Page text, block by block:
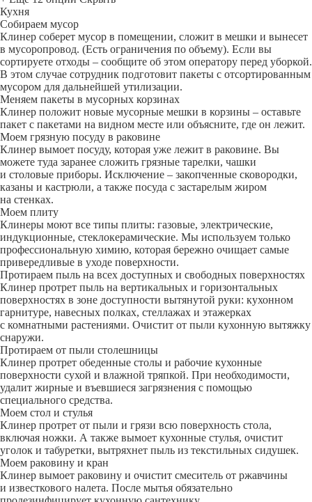
Кухня
Собираем мусор
Клинер соберет мусор в помещении, сложит в мешки и вынесет
в мусоропровод. (Есть ограничения по объему). Если вы
сортируете отходы – сообщите об этом оператору перед уборкой.
В этом случае сотрудник подготовит пакеты с отсортированным
мусором для дальнейшей утилизации.
Меняем пакеты в мусорных корзинах
Клинер положит новые мусорные мешки в корзины – оставьте
пакет с пакетами на видном месте или объясните, где он лежит.
Моем грязную посуду в раковине
Клинер вымоет посуду, которая уже лежит в раковине. Вы
можете туда заранее сложить грязные тарелки, чашки
и столовые приборы. Исключение – закопченные сковородки,
казаны и кастрюли, а также посуда с застарелым жиром
на стенках.
Моем плиту
Клинеры моют все типы плиты: газовые, электрические,
индукционные, стеклокерамические. Мы используем только
профессиональную химию, которая бережно очищает самые
привередливые в уходе поверхности.
Протираем пыль на всех доступных и свободных поверхностях
Клинер протрет пыль на вертикальных и горизонтальных
поверхностях в зоне доступности вытянутой руки: кухонном
гарнитуре, навесных полках, стеллажах и этажерках
с комнатными растениями. Очистит от пыли кухонную вытяжку
снаружи.
Протираем от пыли столешницы
Клинер протрет обеденные столы и рабочие кухонные
поверхности сухой и влажной тряпкой. При необходимости,
удалит жирные и въевшиеся загрязнения с помощью
специального средства.
Моем стол и стулья
Клинер протрет от пыли и грязи всю поверхность стола,
включая ножки. А также вымоет кухонные стулья, очистит
уголок и табуретки, вытряхнет пыль из текстильных сидушек.
Моем раковину и кран
Клинер вымоет раковину и очистит смеситель от ржавчины
и известкового налета. После мытья обязательно